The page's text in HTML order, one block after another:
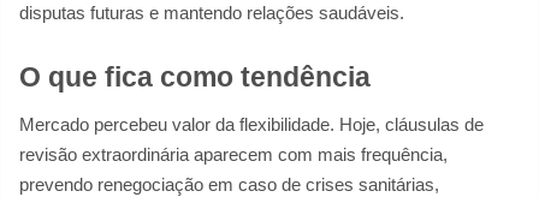
disputas futuras e mantendo relações saudáveis.
O que fica como tendência
Mercado percebeu valor da flexibilidade. Hoje, cláusulas de
revisão extraordinária aparecem com mais frequência,
prevendo renegociação em caso de crises sanitárias,